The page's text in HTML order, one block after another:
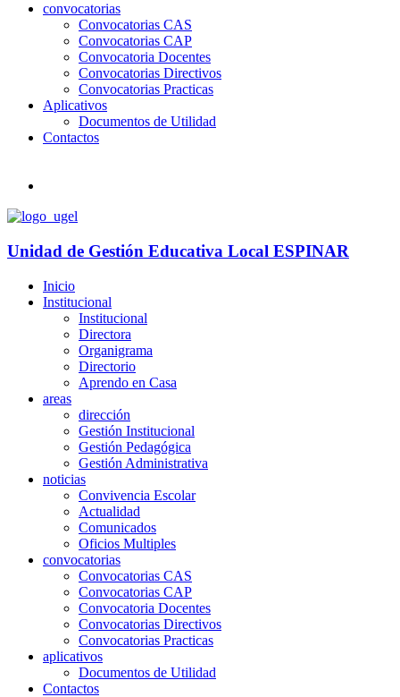
convocatorias
Convocatorias CAS
Convocatorias CAP
Convocatoria Docentes
Convocatorias Directivos
Convocatorias Practicas
Aplicativos
Documentos de Utilidad
Contactos
Unidad de Gestión Educativa Local ESPINAR
Inicio
Institucional
Institucional
Directora
Organigrama
Directorio
Aprendo en Casa
areas
dirección
Gestión Institucional
Gestión Pedagógica
Gestión Administrativa
noticias
Convivencia Escolar
Actualidad
Comunicados
Oficios Multiples
convocatorias
Convocatorias CAS
Convocatorias CAP
Convocatoria Docentes
Convocatorias Directivos
Convocatorias Practicas
aplicativos
Documentos de Utilidad
Contactos